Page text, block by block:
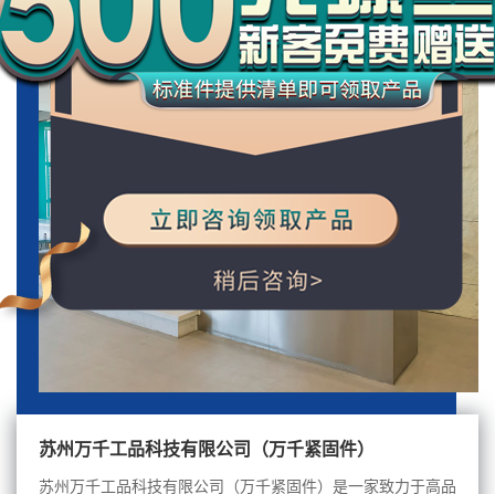
苏州万千工品科技有限公司（万千紧固件）
苏州万千工品科技有限公司（万千紧固件）是一家致力于高品